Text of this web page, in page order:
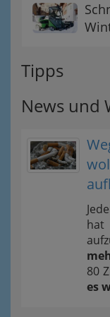
Tipps
News und
80
es